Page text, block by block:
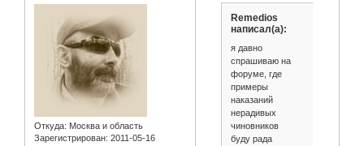
Откуда: Москва и область
Зарегистрирован: 2011-05-16
Remedios
написал(а):
я давно
спрашиваю на
форуме, где
примеры
наказаний
нерадивых
чиновников
буду рада